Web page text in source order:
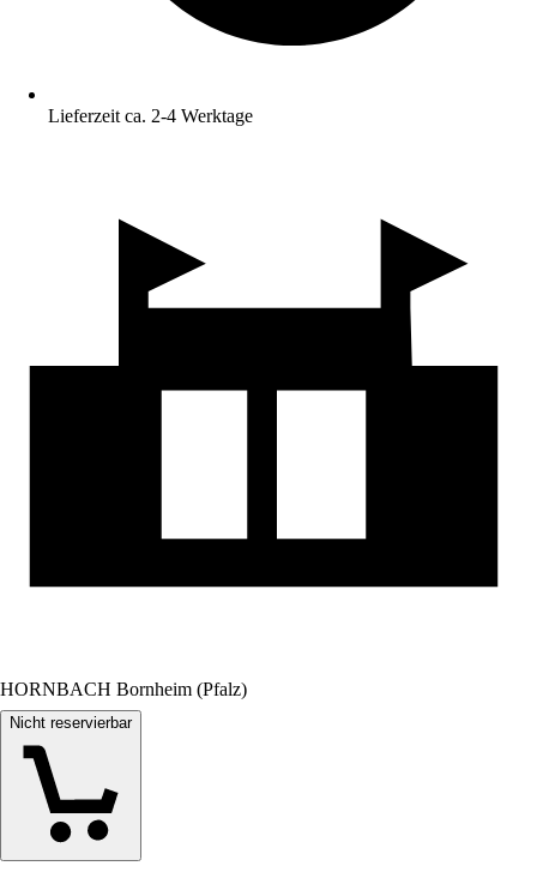
Lieferzeit ca. 2-4 Werktage
HORNBACH Bornheim (Pfalz)
Nicht reservierbar